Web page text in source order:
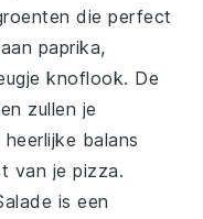
die perfect
paprika,
knoflook. De
zullen je
balans
van je pizza.
is een